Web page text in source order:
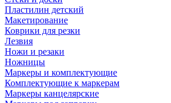
Пластилин детский
Макетирование
Коврики для резки
Лезвия
Ножи и резаки
Ножницы
Маркеры и комплектующие
Комплектующие к маркерам
Маркеры канцелярские